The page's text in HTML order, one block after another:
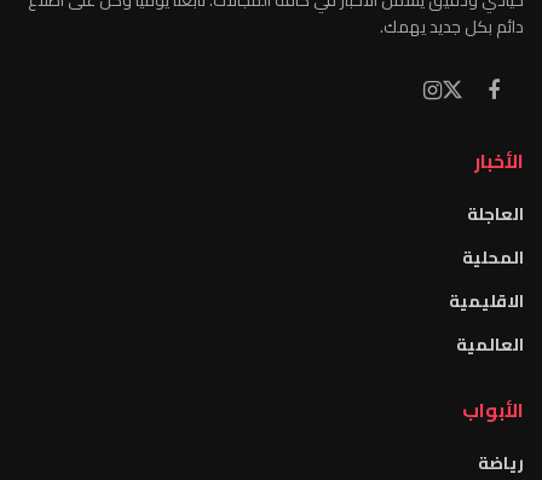
دائم بكل جديد يهمك.
الأخبار
العاجلة
المحلية
الاقليمية
العالمية
الأبواب
رياضة